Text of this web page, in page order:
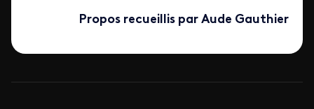
Propos recueillis par Aude Gauthier